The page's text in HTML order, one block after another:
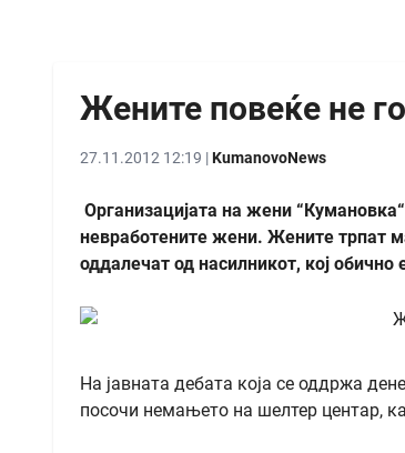
Жените повеќе не
27.11.2012 12:19 |KumanovoNews
Организацијата на жени
невработените жени. Жените трпат
оддалечат од насилникот, кој обично
На јавната дебата која се оддржа
посочи немањето на шелтер центар,